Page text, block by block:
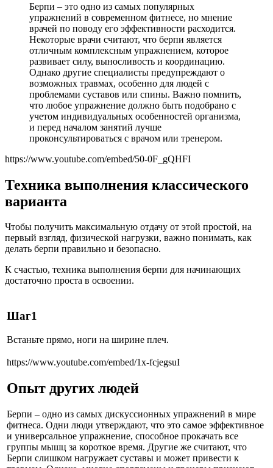
Берпи – это одно из самых популярных
упражнений в современном фитнесе, но мнение
врачей по поводу его эффективности расходится.
Некоторые врачи считают, что берпи является
отличным комплексным упражнением, которое
развивает силу, выносливость и координацию.
Однако другие специалисты предупреждают о
возможных травмах, особенно для людей с
проблемами суставов или спины. Важно помнить,
что любое упражнение должно быть подобрано с
учетом индивидуальных особенностей организма,
и перед началом занятий лучше
проконсультироваться с врачом или тренером.
https://www.youtube.com/embed/50-0F_gQHFI
Техника выполнения классического
варианта
Чтобы получить максимальную отдачу от этой простой, на
первый взгляд, физической нагрузки, важно понимать, как
делать берпи правильно и безопасно.
К счастью, техника выполнения берпи для начинающих
достаточно проста в освоении.
Шаг1
Встаньте прямо, ноги на ширине плеч.
https://www.youtube.com/embed/1x-fcjegsuI
Опыт других людей
Берпи – одно из самых дискуссионных упражнений в мире
фитнеса. Одни люди утверждают, что это самое эффективное
и универсальное упражнение, способное прокачать все
группы мышц за короткое время. Другие же считают, что
Берпи слишком нагружает суставы и может привести к